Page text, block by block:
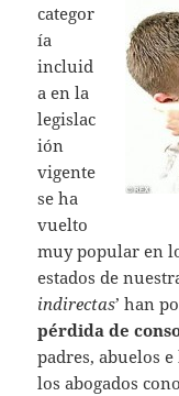
categor
ía
incluid
a en la
legislac
ión
vigente
se ha
vuelto
muy popular en
estados de
indirectas’ han
pérdida de
padres, abuelos
los abogados